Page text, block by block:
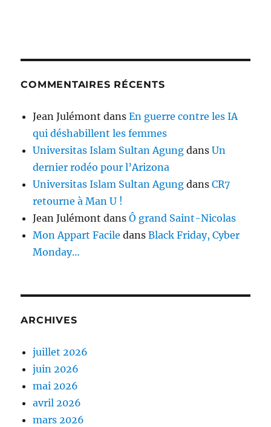
COMMENTAIRES RÉCENTS
Jean Julémont dansEn guerre contre les IA
qui déshabillent les femmes
Universitas Islam Sultan Agung dansUn
dernier rodéo pour l’Arizona
Universitas Islam Sultan Agung dansCR7
retourne à Man U !
Jean Julémont dansÔ grand Saint-Nicolas
Mon Appart Facile dansBlack Friday, Cyber
Monday…
ARCHIVES
juillet 2026
juin 2026
mai 2026
avril 2026
mars 2026